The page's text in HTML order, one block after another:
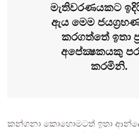
මැතිවරණයකට
ඇය මෙම
කරගත්තේ ඉතා
අපේක්‍ෂකයකු
කරමිනි.
කන්ගනා කොහොමටත් ඉතා